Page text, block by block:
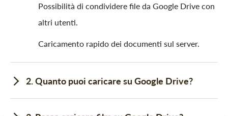
Possibilità di condividere file da Google Drive con
altri utenti.
Caricamento rapido dei documenti sul server.
2. Quanto puoi caricare su Google Drive?